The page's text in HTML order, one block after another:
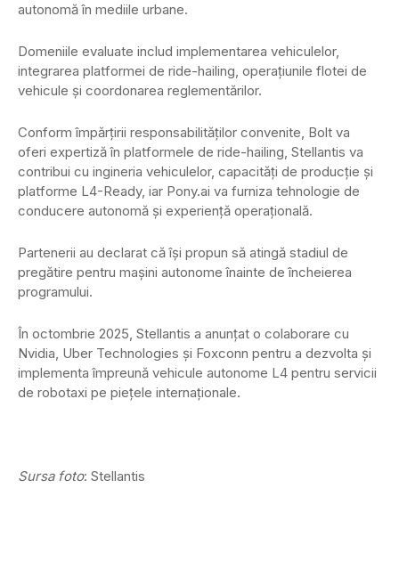
autonomă în mediile urbane.
Domeniile evaluate includ implementarea vehiculelor,
integrarea platformei de ride-hailing, operațiunile flotei de
vehicule și coordonarea reglementărilor.
Conform împărțirii responsabilităților convenite, Bolt va
oferi expertiză în platformele de ride-hailing, Stellantis va
contribui cu ingineria vehiculelor, capacități de producție și
platforme L4-Ready, iar Pony.ai va furniza tehnologie de
conducere autonomă și experiență operațională.
Partenerii au declarat că își propun să atingă stadiul de
pregătire pentru mașini autonome înainte de încheierea
programului.
În octombrie 2025, Stellantis a anunțat o colaborare cu
Nvidia, Uber Technologies și Foxconn pentru a dezvolta și
implementa împreună vehicule autonome L4 pentru servicii
de robotaxi pe piețele internaționale.
Sursa foto: Stellantis